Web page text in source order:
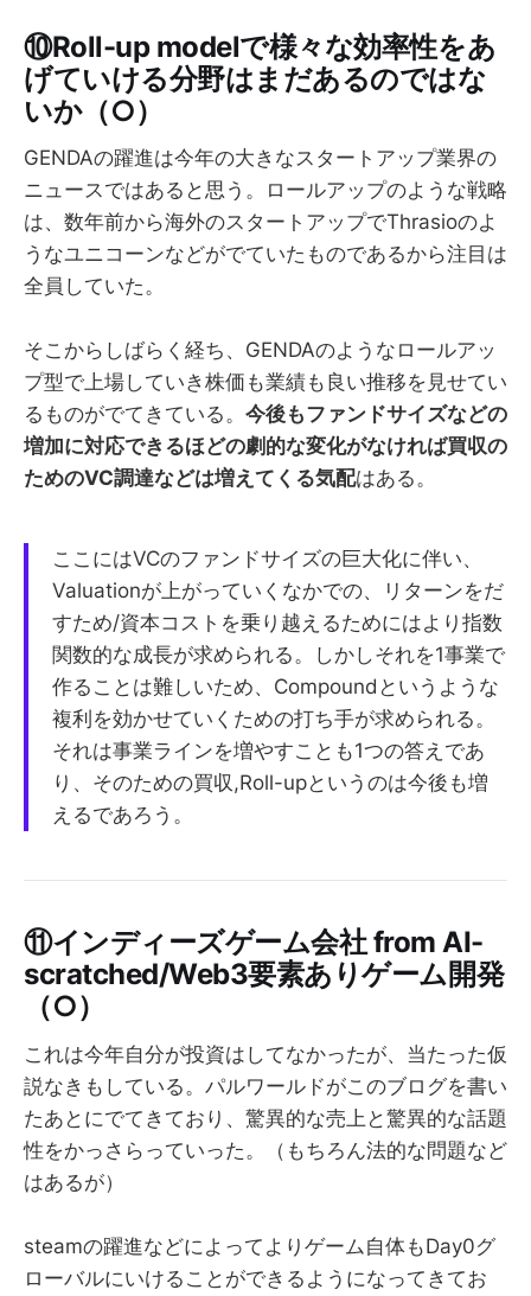
⑩Roll-up modelで様々な効率性をあ
げていける分野はまだあるのではな
いか（○）
GENDAの躍進は今年の大きなスタートアップ業界の
ニュースではあると思う。ロールアップのような戦略
は、数年前から海外のスタートアップでThrasioのよ
うなユニコーンなどがでていたものであるから注目は
全員していた。
そこからしばらく経ち、GENDAのようなロールアッ
プ型で上場していき株価も業績も良い推移を見せてい
るものがでてきている。 今後もファンドサイズなどの
増加に対応できるほどの劇的な変化がなければ買収の
ためのVC調達などは増えてくる気配はある。
ここにはVCのファンドサイズの巨大化に伴い、
Valuationが上がっていくなかでの、リターンをだ
すため/資本コストを乗り越えるためにはより指数
関数的な成長が求められる。しかしそれを1事業で
作ることは難しいため、Compoundというような
複利を効かせていくための打ち手が求められる。
それは事業ラインを増やすことも1つの答えであ
り、そのための買収,Roll-upというのは今後も増
えるであろう。
⑪インディーズゲーム会社 from AI-
scratched/Web3要素ありゲーム開発
（○）
これは今年自分が投資はしてなかったが、当たった仮
説なきもしている。パルワールドがこのブログを書い
たあとにでてきており、驚異的な売上と驚異的な話題
性をかっさらっていった。（もちろん法的な問題など
はあるが）
steamの躍進などによってよりゲーム自体もDay0グ
ローバルにいけることができるようになってきてお